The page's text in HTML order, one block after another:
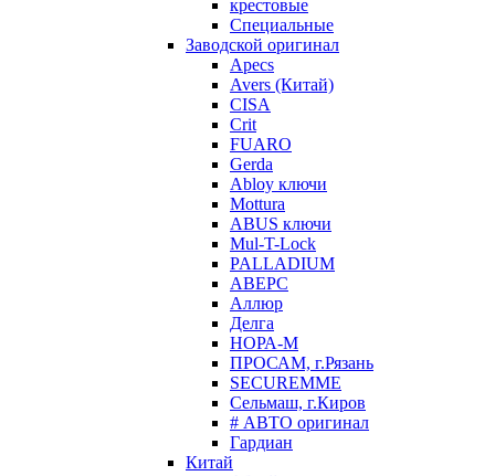
крестовые
Специальные
Заводской оригинал
Apecs
Avers (Китай)
CISA
Crit
FUARO
Gerda
Abloy ключи
Mottura
ABUS ключи
Mul-T-Lock
PALLADIUM
АВЕРС
Аллюр
Делга
НОРА-М
ПРОСАМ, г.Рязань
SECUREMME
Сельмаш, г.Киров
# АВТО оригинал
Гардиан
Китай